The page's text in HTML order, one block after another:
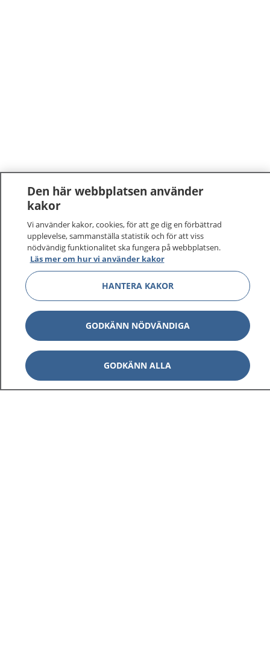
Den här webbplatsen använder
kakor
Vi använder kakor, cookies, för att ge dig en förbättrad
upplevelse, sammanställa statistik och för att viss
nödvändig funktionalitet ska fungera på webbplatsen.
Läs mer om hur vi använder kakor
HANTERA KAKOR
GODKÄNN NÖDVÄNDIGA
GODKÄNN ALLA